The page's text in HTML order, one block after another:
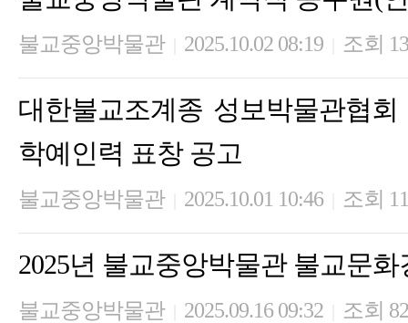
불교중앙박물관 2025.10.02 08:19 조회
대한불교조계종 성보박물관협
학예인력 표창 공고
불교중앙박물관 2025.10.01 10:46 조회
2025년 불교중앙박물관 불교문
불교중앙박물관 2025.09.16 09:32 조회